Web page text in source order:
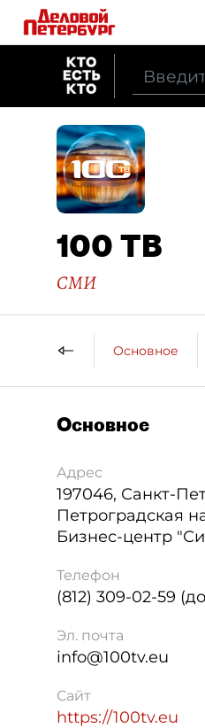
100 ТВ
СМИ
Основное
Основное
Адрес
197046, Санкт-
Петроградская
Бизнес-центр
Телефон
(812) 309-02-59
Эл. почта
info@100tv.eu
Сайт
https://100tv.eu